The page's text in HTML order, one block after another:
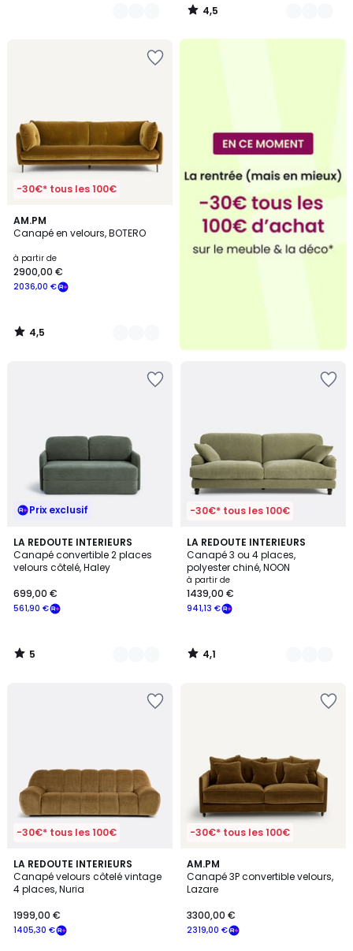
4,5
/
-30€* tous les 100€
AM.PM
Canapé en velours, BOTERO
à partir de
2036,00 €
2900,00 €
4,5
/ 5
14
Couleurs
4,5
/
Prix exclusif
LA REDOUTE INTERIEURS
Canapé convertible 2 places
velours côtelé, Haley
561,90 €
699,00 €
5
/
5
2
Couleurs
5
/
-30€* tous les 100€
LA REDOUTE INTERIEURS
Canapé 3 ou 4 places,
polyester chiné, NOON
à partir de
941,13 €
1439,00 €
4,1
/ 5
9
Couleurs
4,1
/
-30€* tous les 100€
LA REDOUTE INTERIEURS
Canapé velours côtelé vintage
4 places, Nuria
1405,30 €
1999,00 €
3,8
/ 5
4
Couleurs
-30€* tous les 100€
AM.PM
Canapé 3P convertible velours,
Lazare
2319,00 €
3300,00 €
4,4
/ 5
16
Couleurs